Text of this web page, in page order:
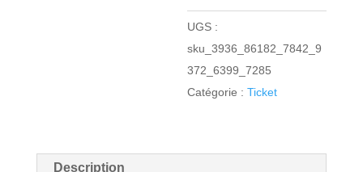
arbres
2023/03/18
-
2023/03/18
(Copy)
UGS :
sku_3936_86182_7842_9
372_6399_7285
Catégorie :Ticket
Description